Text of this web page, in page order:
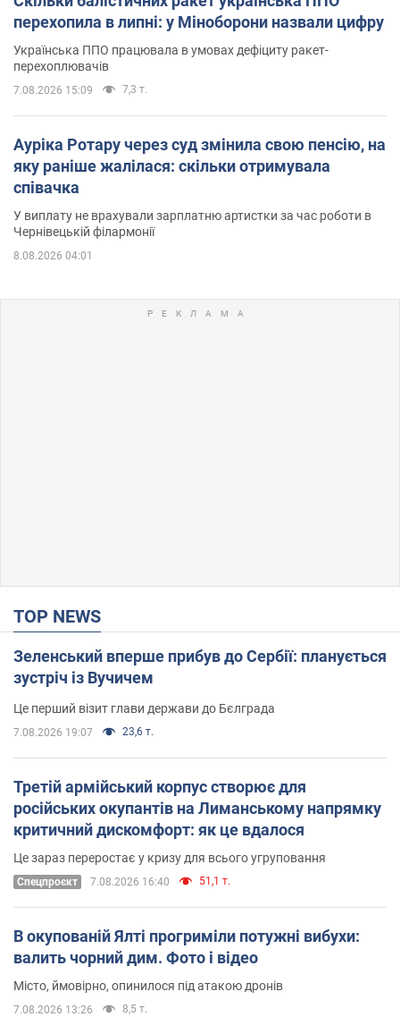
перехопила в липні: у Міноборони назвали цифру
Українська ППО працювала в умовах дефіциту ракет-
перехоплювачів
7.08.2026 15:09 7,3 т.
Ауріка Ротару через суд змінила свою пенсію, на
яку раніше жалілася: скільки отримувала
співачка
У виплату не врахували зарплатню артистки за час роботи в
Чернівецькій філармонії
8.08.2026 04:01
TOP NEWS
Зеленський вперше прибув до Сербії: планується
зустріч із Вучичем
Це перший візит глави держави до Бєлграда
7.08.2026 19:07 23,6 т.
Третій армійський корпус створює для
російських окупантів на Лиманському напрямку
критичний дискомфорт: як це вдалося
Це зараз переростає у кризу для всього угруповання
Cпецпроєкт 7.08.2026 16:40 51,1 т.
В окупованій Ялті прогриміли потужні вибухи:
валить чорний дим. Фото і відео
Місто, ймовірно, опинилося під атакою дронів
7.08.2026 13:26 8,5 т.